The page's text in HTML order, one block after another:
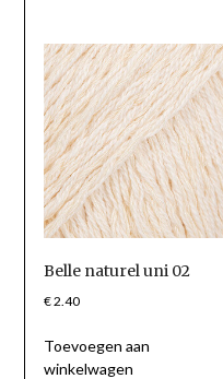
Belle naturel uni 02
€2.40
Toevoegen aan
winkelwagen